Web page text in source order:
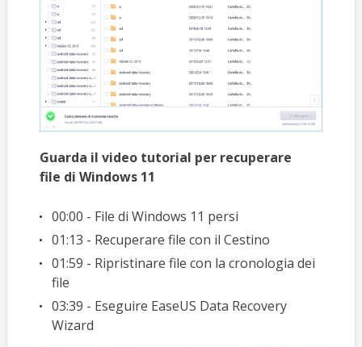
Guarda il video tutorial per recuperare
file di Windows 11
00:00 - File di Windows 11 persi
01:13 - Recuperare file con il Cestino
01:59 - Ripristinare file con la cronologia dei
file
03:39 - Eseguire EaseUS Data Recovery
Wizard